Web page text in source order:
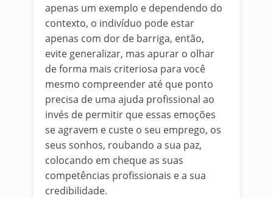
apenas um exemplo e dependendo do
contexto, o indivíduo pode estar
apenas com dor de barriga, então,
evite generalizar, mas apurar o olhar
de forma mais criteriosa para você
mesmo compreender até que ponto
precisa de uma ajuda profissional ao
invés de permitir que essas emoções
se agravem e custe o seu emprego, os
seus sonhos, roubando a sua paz,
colocando em cheque as suas
competências profissionais e a sua
credibilidade.